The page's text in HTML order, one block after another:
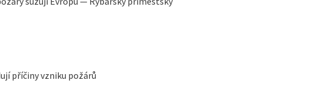
příčiny vzniku požárů